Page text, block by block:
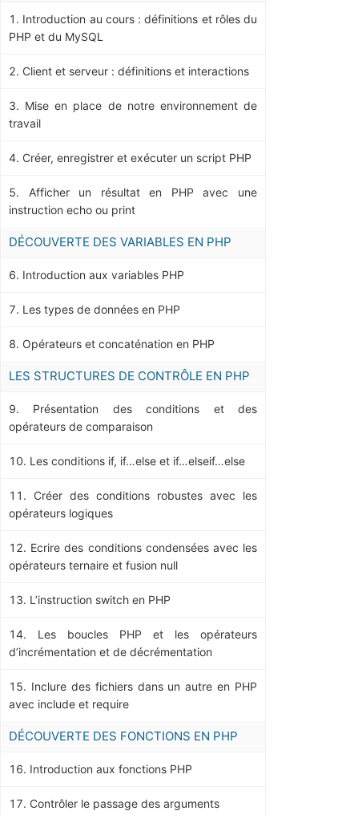
Introduction au cours : définitions et rôles du
PHP et du MySQL
Client et serveur : définitions et interactions
Mise en place de notre environnement de
travail
Créer, enregistrer et exécuter un script PHP
Afficher un résultat en PHP avec une
instruction echo ou print
DÉCOUVERTE DES VARIABLES EN PHP
Introduction aux variables PHP
Les types de données en PHP
Opérateurs et concaténation en PHP
LES STRUCTURES DE CONTRÔLE EN PHP
Présentation des conditions et des
opérateurs de comparaison
Les conditions if, if…else et if…elseif…else
Créer des conditions robustes avec les
opérateurs logiques
Ecrire des conditions condensées avec les
opérateurs ternaire et fusion null
L’instruction switch en PHP
Les boucles PHP et les opérateurs
d’incrémentation et de décrémentation
Inclure des fichiers dans un autre en PHP
avec include et require
DÉCOUVERTE DES FONCTIONS EN PHP
Introduction aux fonctions PHP
Contrôler le passage des arguments